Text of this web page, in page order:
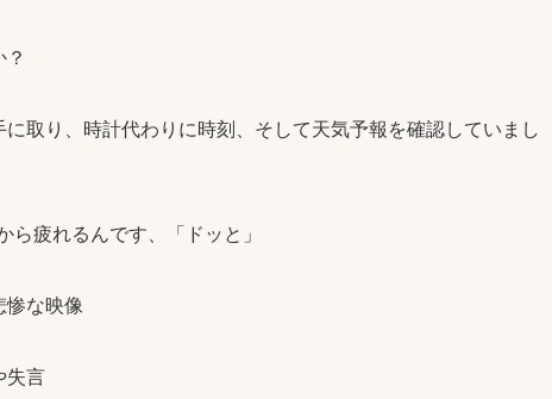
取り、時計代わりに時刻、そして天気予報を確認していまし
ら疲れるんです、「ドッと」
惨な映像
失言